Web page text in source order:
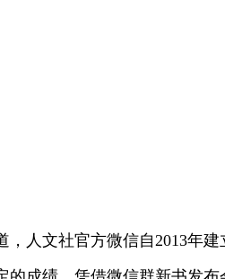
人文社官方微信自2013年